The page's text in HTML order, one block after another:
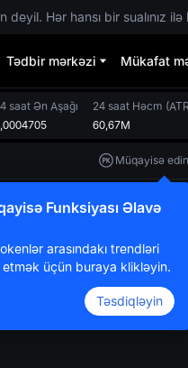
Hər hansı bir sualınız
Tədbir mərkəzi Mükafat
saat Ən Aşağı
24 saat Həcm (ATR
60,67M
Müqayisə edin
Funksiyası Əlavə
arasındakı trendləri
etmək üçün buraya klikləyin.
Təsdiqləyin